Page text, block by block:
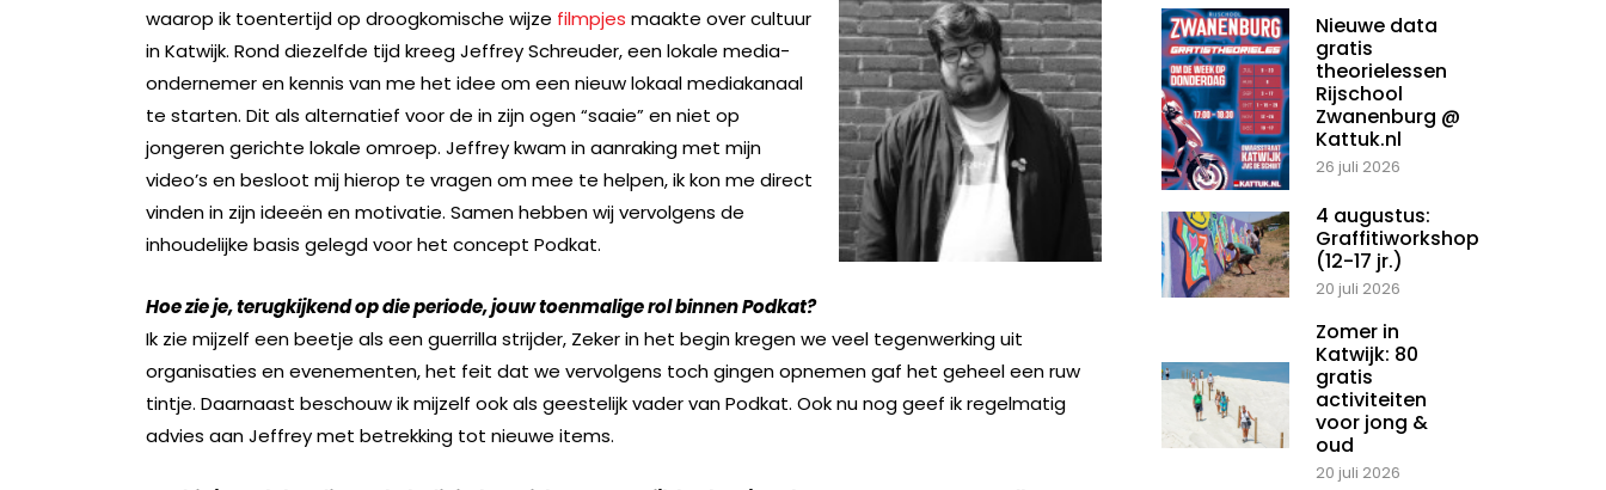
waarop ik toentertijd op droogkomische wijze filmpjes maakte over cultuur
in Katwijk. Rond diezelfde tijd kreeg Jeffrey Schreuder, een lokale media-
ondernemer en kennis van me het idee om een nieuw lokaal mediakanaal
te starten. Dit als alternatief voor de in zijn ogen “saaie” en niet op
jongeren gerichte lokale omroep. Jeffrey kwam in aanraking met mijn
video’s en besloot mij hierop te vragen om mee te helpen, ik kon me direct
vinden in zijn ideeën en motivatie. Samen hebben wij vervolgens de
inhoudelijke basis gelegd voor het concept Podkat.
Hoe zie je, terugkijkend op die periode, jouw toenmalige rol binnen Podkat?
Ik zie mijzelf een beetje als een guerrilla strijder, Zeker in het begin kregen we veel tegenwerking uit
organisaties en evenementen, het feit dat we vervolgens toch gingen opnemen gaf het geheel een ruw
tintje. Daarnaast beschouw ik mijzelf ook als geestelijk vader van Podkat. Ook nu nog geef ik regelmatig
advies aan Jeffrey met betrekking tot nieuwe items.
Nieuwe data
gratis
theorielessen
Rijschool
Zwanenburg @
Kattuk.nl
26 juli 2026
4 augustus:
Graffitiworkshop
(12-17 jr.)
20 juli 2026
Zomer in
Katwijk: 80
gratis
activiteiten
voor jong &
oud
20 juli 2026